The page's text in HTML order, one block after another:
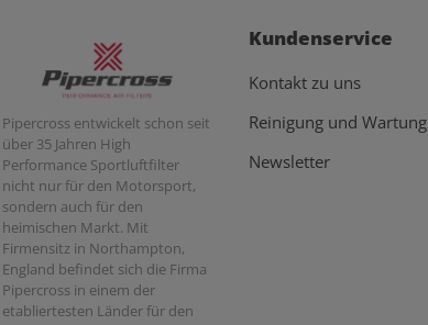
Pipercross entwickelt schon seit
über 35 Jahren High
Performance Sportluftfilter
nicht nur für den Motorsport,
sondern auch für den
heimischen Markt. Mit
Firmensitz in Northampton,
England befindet sich die Firma
Pipercross in einem der
etabliertesten Länder für den
Kundenservice
Kontakt zu uns
Reinigung und Wartung
Newsletter